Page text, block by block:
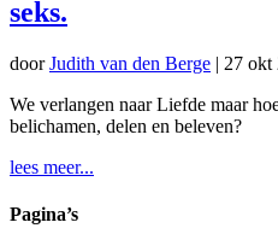
seks.
doorJudith van den Berge | 27 okt
We verlangen naar Liefde maar
belichamen, delen en beleven?
lees meer...
Pagina’s